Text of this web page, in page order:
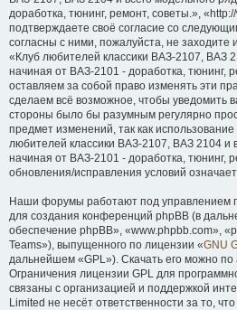
доработка, тюнинг, ремонт, советы.»,
подтверждаете своё согласие со
согласны с ними, пожалуйста, не заходите
«Клуб любителей классики ВАЗ-2107, ВАЗ
начиная от ВАЗ-2101 - доработка, тюнинг,
оставляем за собой право изменять эти
сделаем всё возможное, чтобы уведомить
стороны было бы разумным регулярно
предмет изменений, так как
любителей классики ВАЗ-2107, ВАЗ 2104 и
начиная от ВАЗ-2101 - доработка, тюнинг,
обновления/исправления условий
Наши форумы работают под управлением
для создания конференций phpBB (в
обеспечение phpBB», «www.phpbb.com»,
Teams»), выпущенного по лицензии «GNU
дальнейшем «GPL»). Скачать его можно по
Ограничения лицензии GPL для
связаны с организацией и поддержкой
Limited не несёт ответственности за то,